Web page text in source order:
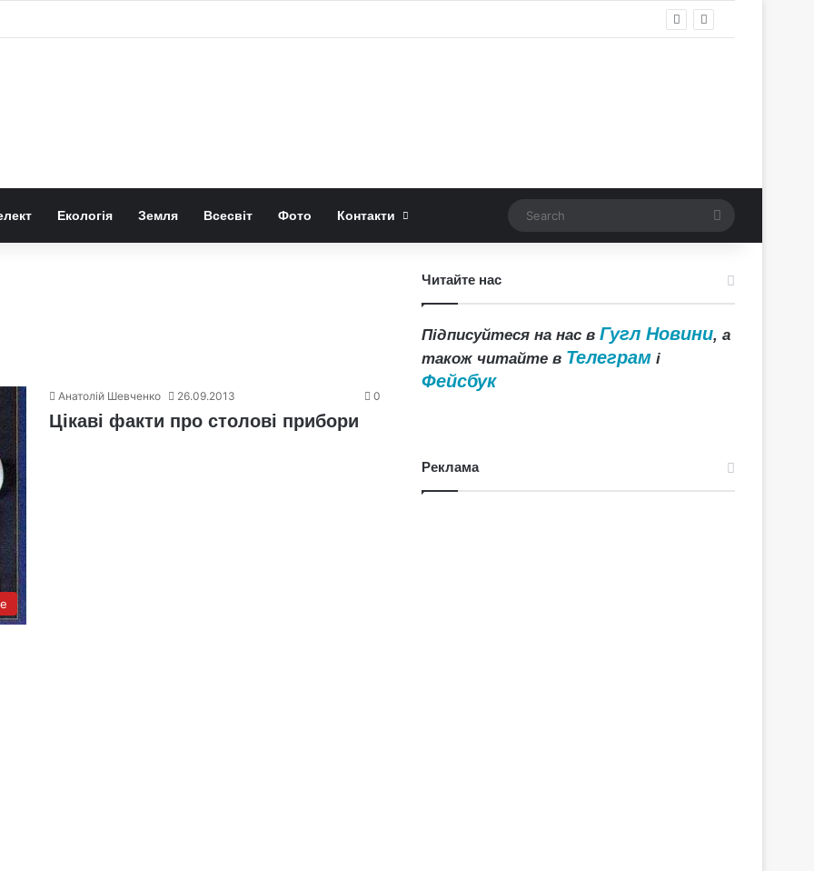
Екологія Земля Всесвіт Фото Контакти Search
Анатолій Шевченко 26.09.2013 0
Цікаві факти про столові прибори
Читайте нас
Підписуйтеся на нас вГугл Новини, а
також читайте в Телеграм і
Фейсбук
Реклама